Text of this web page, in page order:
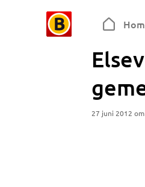
27 juni 2012